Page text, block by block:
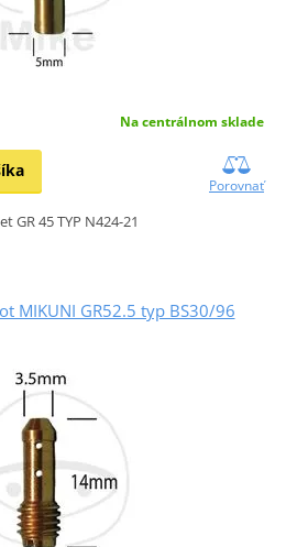
Na centrálnom sklade
Porovnať
GR 45 TYP N424-21
MIKUNI GR52.5 typ BS30/96